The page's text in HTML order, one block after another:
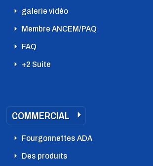
galerie vidéo
Membre ANCEM/PAQ
FAQ
+2 Suite
COMMERCIAL
Fourgonnettes ADA
Des produits